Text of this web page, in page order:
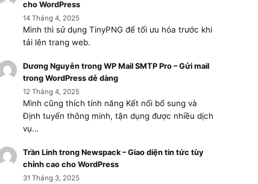
cho WordPress
14 Tháng 4, 2025
Mình thì sử dụng TinyPNG để tối ưu hóa trước khi
tải lên trang web.
Dương Nguyễntrong WP Mail SMTP Pro – Gửi mail
trong WordPress dễ dàng
12 Tháng 4, 2025
Mình cũng thích tính năng Kết nối bổ sung và
Định tuyến thông minh, tận dụng được nhiều dịch
vụ…
Trần Linhtrong Newspack – Giao diện tin tức tùy
chỉnh cao cho WordPress
31 Tháng 3, 2025